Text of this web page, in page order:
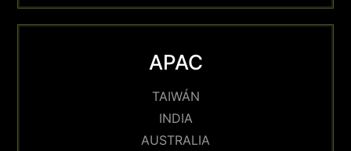
APAC
TAIWÁN
INDIA
AUSTRALIA